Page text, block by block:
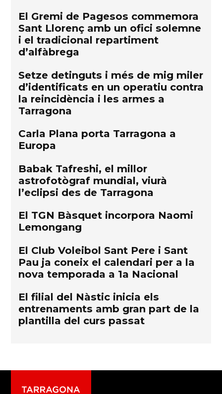
El Gremi de Pagesos commemora
Sant Llorenç amb un ofici solemne
i el tradicional repartiment
d’alfàbrega
Setze detinguts i més de mig miler
d’identificats en un operatiu contra
la reincidència i les armes a
Tarragona
Carla Plana porta Tarragona a
Europa
Babak Tafreshi, el millor
astrofotògraf mundial, viurà
l’eclipsi des de Tarragona
El TGN Bàsquet incorpora Naomi
Lemongang
El Club Voleibol Sant Pere i Sant
Pau ja coneix el calendari per a la
nova temporada a 1a Nacional
El filial del Nàstic inicia els
entrenaments amb gran part de la
plantilla del curs passat